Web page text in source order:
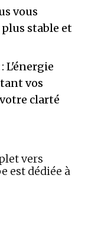
vous
stable et
L'énergie
vos
clarté
vers
est dédiée à